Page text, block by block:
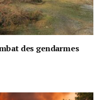
des gendarmes